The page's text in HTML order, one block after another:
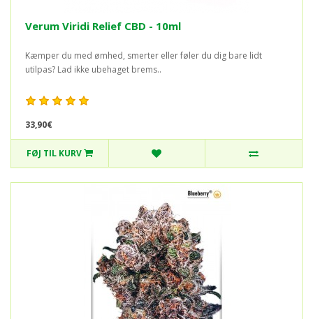
Verum Viridi Relief CBD - 10ml
Kæmper du med ømhed, smerter eller føler du dig bare lidt
utilpas? Lad ikke ubehaget brems..
33,90€
FØJ TIL KURV